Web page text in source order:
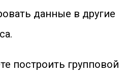
данные в другие
построить групповой